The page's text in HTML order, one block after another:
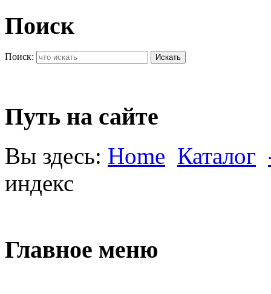
Поиск
Поиск: Искать
Путь на сайте
Вы здесь: Home Каталог
индекс
Главное меню